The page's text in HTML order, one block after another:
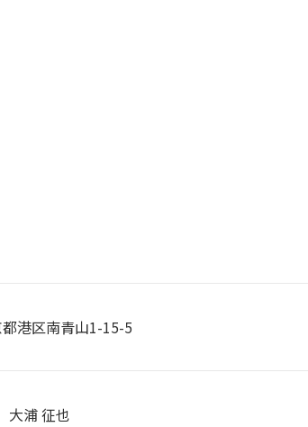
港区南青山1-15-5
浦 征也